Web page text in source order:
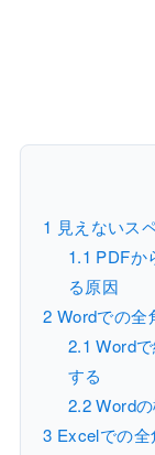
1 見えないス
1.1 PDFか
る原因
2 Wordでの全
2.1 Word
する
2.2Wordの
3 Excelでの